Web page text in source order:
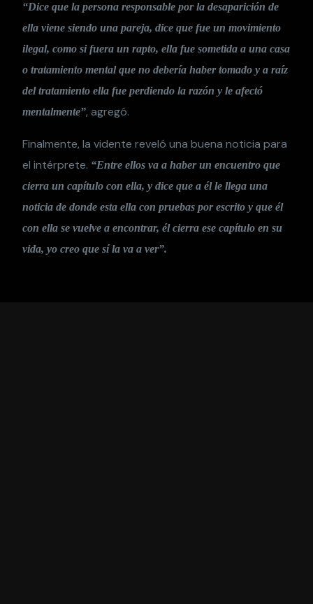
“Dice que la persona responsable por la desaparición de
ella viene siendo una pareja, dice que fue un movimiento
ilegal, como si fuera un rapto, ella fue sometida a una casa
o tratamiento mental que no debería haber tomado y a raíz
del tratamiento ella fue perdiendo la razón y le afectó
mentalmente”, agregó.
Finalmente, la vidente reveló una buena noticia para
el intérprete. “Entre ellos va a haber un encuentro que
cierra un capítulo con ella, y dice que a él le llega una
noticia de donde esta ella con pruebas por escrito y que él
con ella se vuelve a encontrar, él cierra ese capítulo en su
vida, yo creo que sí la va a ver”.